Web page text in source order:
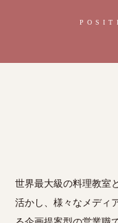
世界最大級の料理教室
活かし、様々なメディ